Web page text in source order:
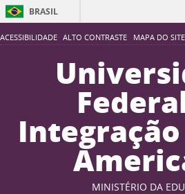
ACESSIBILIDADE ALTO CONTRASTE MAPA DO SITE
BRASIL
MINISTÉRIO DA